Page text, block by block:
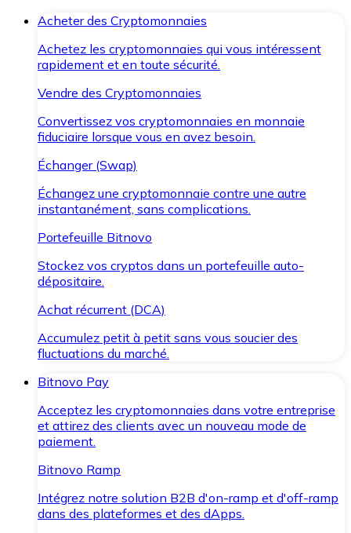
Acheter des Cryptomonnaies
Achetez les cryptomonnaies qui vous intéressent
rapidement et en toute sécurité.
Vendre des Cryptomonnaies
Convertissez vos cryptomonnaies en monnaie
fiduciaire lorsque vous en avez besoin.
Échanger (Swap)
Échangez une cryptomonnaie contre une autre
instantanément, sans complications.
Portefeuille Bitnovo
Stockez vos cryptos dans un portefeuille auto-
dépositaire.
Achat récurrent (DCA)
Accumulez petit à petit sans vous soucier des
fluctuations du marché.
Bitnovo Pay
Acceptez les cryptomonnaies dans votre entreprise
et attirez des clients avec un nouveau mode de
paiement.
Bitnovo Ramp
Intégrez notre solution B2B d'on-ramp et d'off-ramp
dans des plateformes et des dApps.